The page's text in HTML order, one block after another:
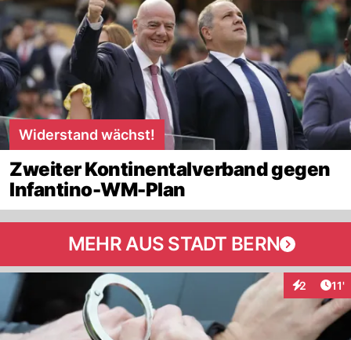
Widerstand wächst!
Zweiter Kontinentalverband gegen
Infantino-WM-Plan
MEHR AUS STADT BERN
2 11'